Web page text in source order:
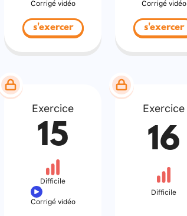
Corrigé vidéo
s'exercer
Corrigé vidéo
s'exercer
Exercice
15
Difficile
Corrigé vidéo
Exercice
16
Difficile